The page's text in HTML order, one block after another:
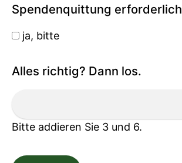
Spendenquittung erforderlich
ja, bitte
Alles richtig? Dann los.
Bitte addieren Sie 3 und 6.